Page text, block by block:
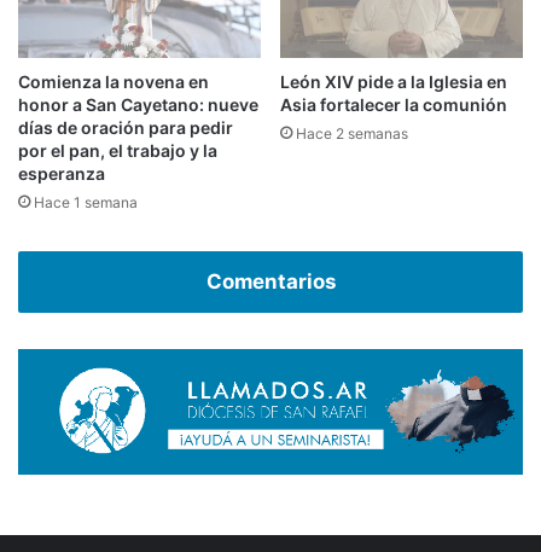
Comienza la novena en
honor a San Cayetano: nueve
días de oración para pedir
por el pan, el trabajo y la
esperanza
Hace 1 semana
León XIV pide a la Iglesia en
Asia fortalecer la comunión
Hace 2 semanas
Comentarios